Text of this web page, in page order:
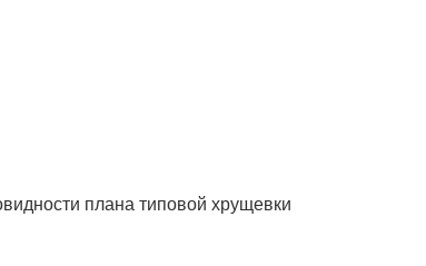
плана типовой хрущевки